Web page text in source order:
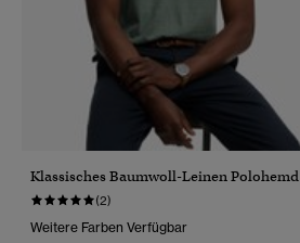
Klassisches Baumwoll-Leinen Polohemd
(2)
Weitere Farben Verfügbar